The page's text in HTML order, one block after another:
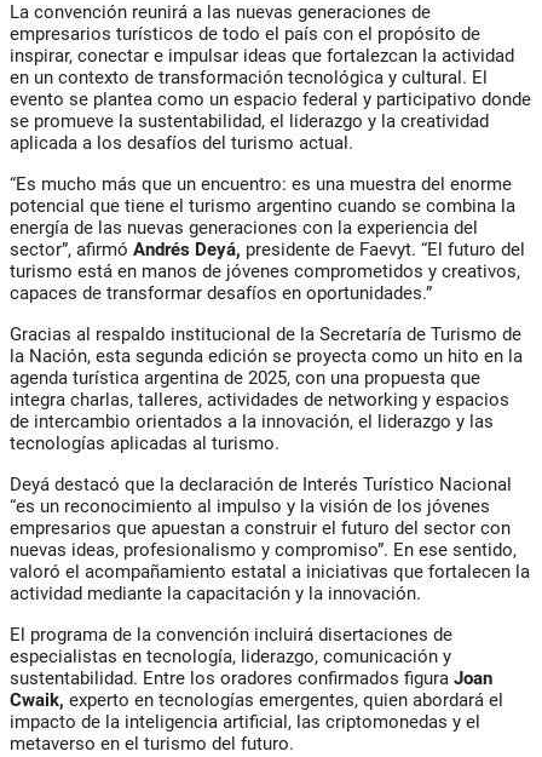
La convención reunirá a las nuevas generaciones de
empresarios turísticos de todo el país con el propósito de
inspirar, conectar e impulsar ideas que fortalezcan la actividad
en un contexto de transformación tecnológica y cultural. El
evento se plantea como un espacio federal y participativo donde
se promueve la sustentabilidad, el liderazgo y la creatividad
aplicada a los desafíos del turismo actual.
“Es mucho más que un encuentro: es una muestra del enorme
potencial que tiene el turismo argentino cuando se combina la
energía de las nuevas generaciones con la experiencia del
sector”, afirmó Andrés Deyá, presidente de Faevyt. “El futuro del
turismo está en manos de jóvenes comprometidos y creativos,
capaces de transformar desafíos en oportunidades.”
Gracias al respaldo institucional de la Secretaría de Turismo de
la Nación, esta segunda edición se proyecta como un hito en la
agenda turística argentina de 2025, con una propuesta que
integra charlas, talleres, actividades de networking y espacios
de intercambio orientados a la innovación, el liderazgo y las
tecnologías aplicadas al turismo.
Deyá destacó que la declaración de Interés Turístico Nacional
“es un reconocimiento al impulso y la visión de los jóvenes
empresarios que apuestan a construir el futuro del sector con
nuevas ideas, profesionalismo y compromiso”. En ese sentido,
valoró el acompañamiento estatal a iniciativas que fortalecen la
actividad mediante la capacitación y la innovación.
El programa de la convención incluirá disertaciones de
especialistas en tecnología, liderazgo, comunicación y
sustentabilidad. Entre los oradores confirmados figura Joan
Cwaik, experto en tecnologías emergentes, quien abordará el
impacto de la inteligencia artificial, las criptomonedas y el
metaverso en el turismo del futuro.